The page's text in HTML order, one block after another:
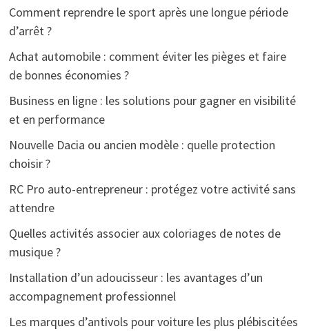
Comment reprendre le sport après une longue période
d’arrêt ?
Achat automobile : comment éviter les pièges et faire
de bonnes économies ?
Business en ligne : les solutions pour gagner en visibilité
et en performance
Nouvelle Dacia ou ancien modèle : quelle protection
choisir ?
RC Pro auto-entrepreneur : protégez votre activité sans
attendre
Quelles activités associer aux coloriages de notes de
musique ?
Installation d’un adoucisseur : les avantages d’un
accompagnement professionnel
Les marques d’antivols pour voiture les plus plébiscitées